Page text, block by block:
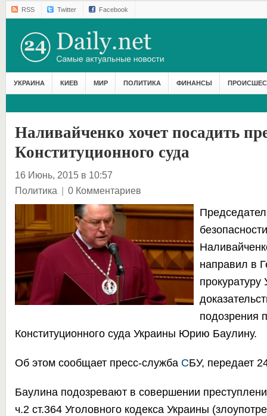
RSS Twitter Facebook
УКРАИНА КИЕВ МИР ПОЛИТИКА ФИНАНСЫ
Наливайченко хочет посадить
Конституционного суда
16 Июнь, 2015 в 10:57
Политика | 0 Комментариев
направил в
прокуратуру
подозрения
Конституционного суда Украины Юрию Баулину.
Об этом сообщает пресс-службаСБУ, передает
Баулина подозревают в совершении
ч.2 ст.364 Уголовного кодекса Украины